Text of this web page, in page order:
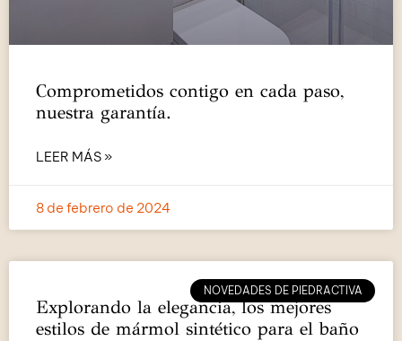
Comprometidos contigo en cada paso,
nuestra garantía.
LEER MÁS »
8 de febrero de 2024
NOVEDADES DE PIEDRACTIVA
Explorando la elegancia, los mejores
estilos de mármol sintético para el baño